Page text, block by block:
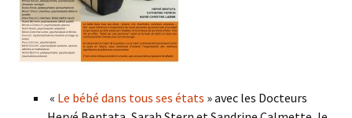
« Le bébé dans tous ses états » avec les Docteurs